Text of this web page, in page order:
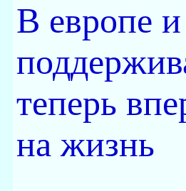
В европе
теперь
на жизнь